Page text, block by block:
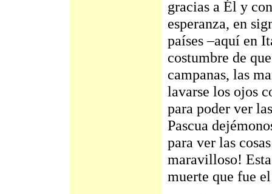
gracias a Él y
esperanza, en
países –aquí en
costumbre de
campanas, las
lavarse los ojos
para poder ver
Pascua
para ver las
maravilloso! Esta
muerte que fue